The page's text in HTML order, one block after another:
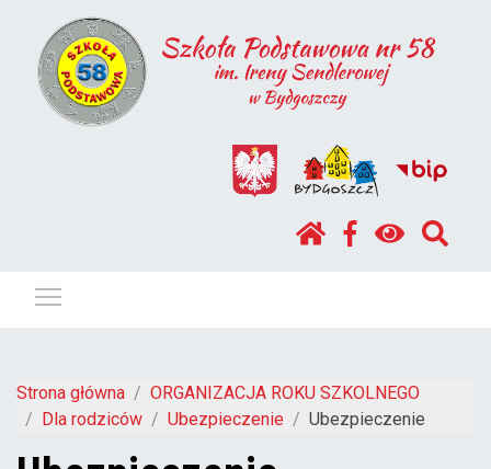
Strona główna
ORGANIZACJA ROKU SZKOLNEGO
Dla rodziców
Ubezpieczenie Ubezpieczenie